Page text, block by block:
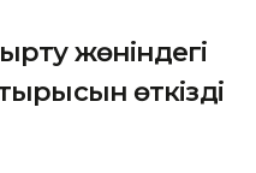
жөніндегі
өткізді